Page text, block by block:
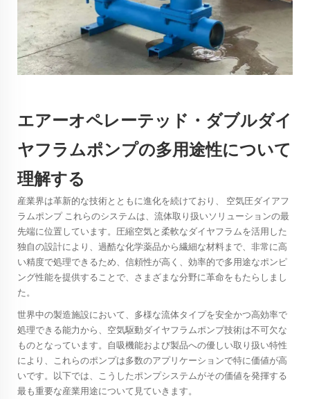
エアーオペレーテッド・ダブルダイ
ヤフラムポンプの多用途性について
理解する
産業界は革新的な技術とともに進化を続けており、 空気圧ダイアフ
ラムポンプ これらのシステムは、流体取り扱いソリューションの最
先端に位置しています。圧縮空気と柔軟なダイヤフラムを活用した
独自の設計により、過酷な化学薬品から繊細な材料まで、非常に高
い精度で処理できるため、信頼性が高く、効率的で多用途なポンピ
ング性能を提供することで、さまざまな分野に革命をもたらしまし
た。
世界中の製造施設において、多様な流体タイプを安全かつ高効率で
処理できる能力から、空気駆動ダイヤフラムポンプ技術は不可欠な
ものとなっています。自吸機能および製品への優しい取り扱い特性
により、これらのポンプは多数のアプリケーションで特に価値が高
いです。以下では、こうしたポンプシステムがその価値を発揮する
最も重要な産業用途について見ていきます。